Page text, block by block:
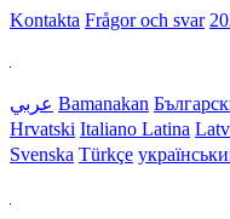
Kontakta Frågor och svar
عربي Bamanakan
Hrvatski Italiano Latina
Svenska Türkçe